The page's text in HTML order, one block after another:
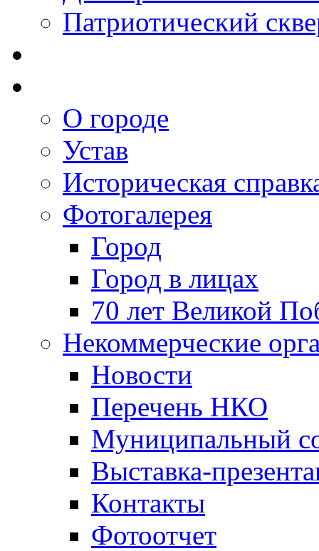
Патриотический
О городе
Устав
Историческая
Фотогалерея
Город
Город в лицах
70 лет Великой
Некоммерческие
Новости
Перечень НКО
Муниципальный
Выставка-
Контакты
Фотоотчет